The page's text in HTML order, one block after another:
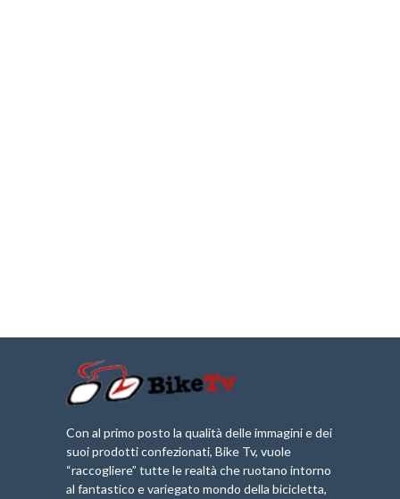
Con al primo posto la qualità delle immagini e dei
suoi prodotti confezionati, Bike Tv, vuole
“raccogliere” tutte le realtà che ruotano intorno
al fantastico e variegato mondo della bicicletta,